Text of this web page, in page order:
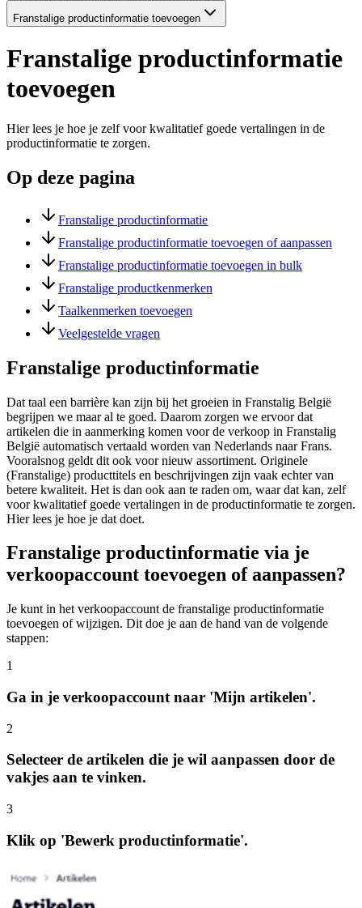
Franstalige productinformatie toevoegen
Franstalige productinformatie
toevoegen
Hier lees je hoe je zelf voor kwalitatief goede vertalingen in de
productinformatie te zorgen.
Op deze pagina
Franstalige productinformatie
Franstalige productinformatie toevoegen of aanpassen
Franstalige productinformatie toevoegen in bulk
Franstalige productkenmerken
Taalkenmerken toevoegen
Veelgestelde vragen
Franstalige productinformatie
Dat taal een barrière kan zijn bij het groeien in Franstalig België
begrijpen we maar al te goed. Daarom zorgen we ervoor dat
artikelen die in aanmerking komen voor de verkoop in Franstalig
België automatisch vertaald worden van Nederlands naar Frans.
Vooralsnog geldt dit ook voor nieuw assortiment. Originele
(Franstalige) producttitels en beschrijvingen zijn vaak echter van
betere kwaliteit. Het is dan ook aan te raden om, waar dat kan, zelf
voor kwalitatief goede vertalingen in de productinformatie te zorgen.
Hier lees je hoe je dat doet.
Franstalige productinformatie via je
verkoopaccount toevoegen of aanpassen?
Je kunt in het verkoopaccount de franstalige productinformatie
toevoegen of wijzigen. Dit doe je aan de hand van de volgende
stappen:
1
Ga in je verkoopaccount naar 'Mijn artikelen'.
2
Selecteer de artikelen die je wil aanpassen door de
vakjes aan te vinken.
3
Klik op 'Bewerk productinformatie'.